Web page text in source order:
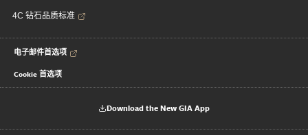
4C 钻石品质标准
电子邮件首选项
Cookie 首选项
Download the New GIA App